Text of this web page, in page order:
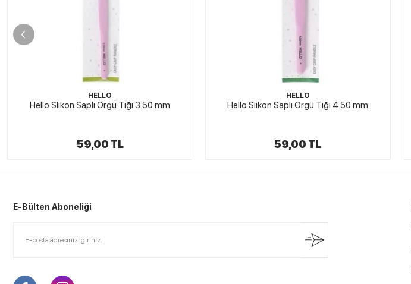
HELLO
Hello Slikon Saplı Örgü Tığı 4.50 mm
59,00 TL
HOBİPOP
Silikon Saplı Örgü Tığı 4.50 mm
25,00 TL
E-Bülten Aboneliği